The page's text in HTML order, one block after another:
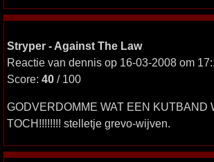
Stryper - Against The Law
Reactie van dennis op 16-03-2008 om
Score: 40 / 100
GODVERDOMME WAT EEN KUTBAND
TOCH!!!!!!!! stelletje grevo-wijven.